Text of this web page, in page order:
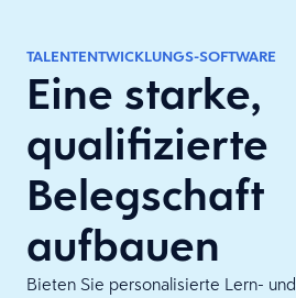
TALENTENTWICKLUNGS-SOFTWARE
Eine starke,
qualifizierte
Belegschaft
aufbauen
Bieten Sie personalisierte Lern- und